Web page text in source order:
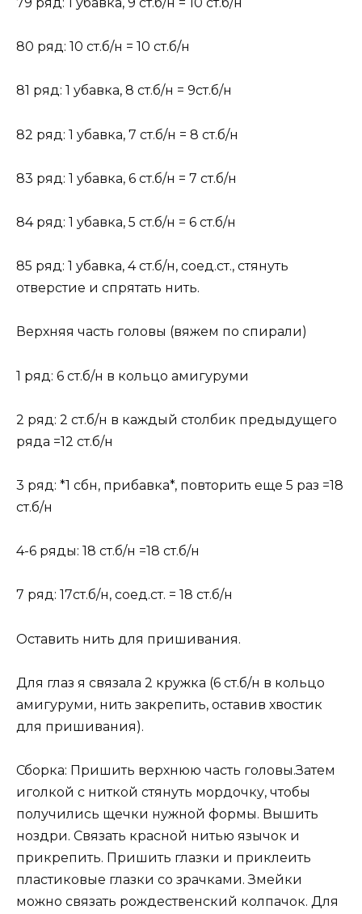
80 ряд: 10 ст.б/н = 10 ст.б/н
81 ряд: 1 убавка, 8 ст.б/н = 9ст.б/н
82 ряд: 1 убавка, 7 ст.б/н = 8 ст.б/н
83 ряд: 1 убавка, 6 ст.б/н = 7 ст.б/н
84 ряд: 1 убавка, 5 ст.б/н = 6 ст.б/н
85 ряд: 1 убавка, 4 ст.б/н, соед.ст., стянуть
отверстие и спрятать нить.
Верхняя часть головы (вяжем по спирали)
1 ряд: 6 ст.б/н в кольцо амигуруми
2 ряд: 2 ст.б/н в каждый столбик предыдущего
ряда =12 ст.б/н
3 ряд: *1 сбн, прибавка*, повторить еще 5 раз =18
ст.б/н
4-6 ряды: 18 ст.б/н =18 ст.б/н
7 ряд: 17ст.б/н, соед.ст. = 18 ст.б/н
Оставить нить для пришивания.
Для глаз я связала 2 кружка (6 ст.б/н в кольцо
амигуруми, нить закрепить, оставив хвостик
для пришивания).
Сборка: Пришить верхнюю часть головы.Затем
иголкой с ниткой стянуть мордочку, чтобы
получились щечки нужной формы. Вышить
ноздри. Связать красной нитью язычок и
прикрепить. Пришить глазки и приклеить
пластиковые глазки со зрачками. Змейки
можно связать рождественский колпачок. Для